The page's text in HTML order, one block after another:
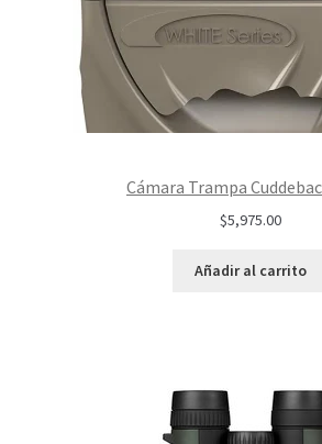
Cámara Trampa
$5,975.00
Añadir al carrito